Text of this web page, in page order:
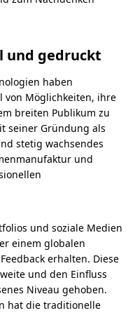
und gedruckt
haben
von Möglichkeiten, ihre
breiten Publikum zu
seiner Gründung als
stetig wachsendes
und
und soziale Medien
einem globalen
erhalten. Diese
und den Einfluss
Niveau gehoben.
hat die traditionelle